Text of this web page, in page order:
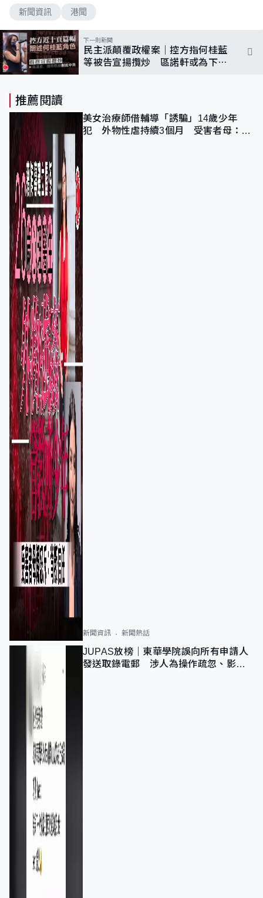
新聞資訊 港聞
下一則新聞
民主派顛覆政權案｜控方指何桂藍
等被告宣揚攬炒 區諾軒或為下周
推薦閱讀
美女治療師借輔導「誘騙」14歲少年
犯 外物性虐持續3個月 受害者母：要
新聞資訊 新聞熱話
JUPAS放榜｜東華學院誤向所有申請人
發送取錄電郵 涉人為操作疏忽、影響